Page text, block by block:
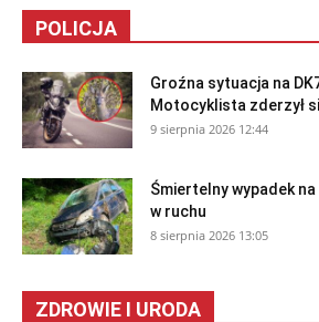
POLICJA
Groźna sytuacja na
Motocyklista zderzył
9 sierpnia 2026 12:44
Śmiertelny wypadek
w ruchu
8 sierpnia 2026 13:05
ZDROWIE I URODA